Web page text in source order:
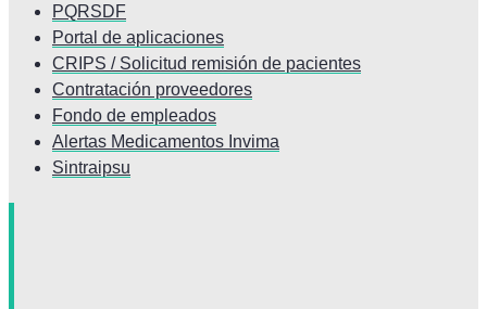
PQRSDF
Portal de aplicaciones
CRIPS / Solicitud remisión de pacientes
Contratación proveedores
Fondo de empleados
Alertas Medicamentos Invima
Sintraipsu